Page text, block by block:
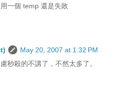
一個 temp 還是失敗
May 20, 2007 at 1:32 PM
秒殺的不講了，不然太多了。